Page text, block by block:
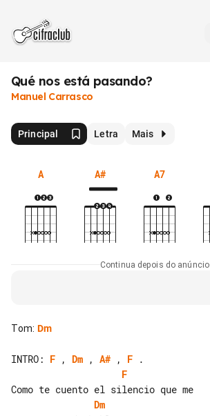
Qué nos está pasando?
Manuel Carrasco
Principal Letra Mais
A A# A7
Continua depois do anúncio
Tom: Dm
INTRO: F , Dm , A# , F
F
Dm